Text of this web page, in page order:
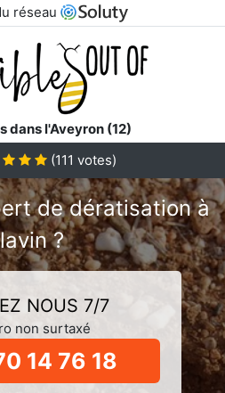
réseau
dans l'Aveyron (12)
(111 votes)
de dératisation à
?
NOUS 7/7
non surtaxé
14 76 18